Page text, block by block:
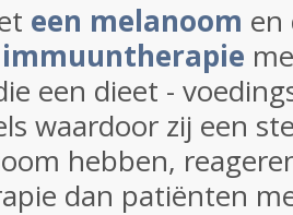
een melanoom en
immuuntherapie
een dieet -
waardoor zij een
hebben,
dan patiënten